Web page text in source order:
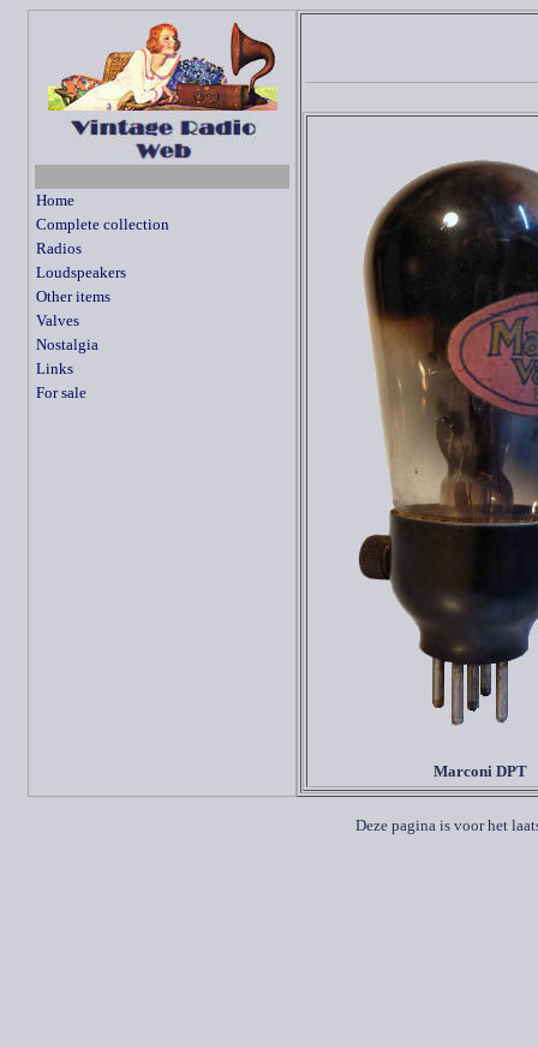
Home
Complete collection
Radios
Loudspeakers
Other items
Valves
Nostalgia
Links
For sale
Marconi DPT
Deze pagina is voor het